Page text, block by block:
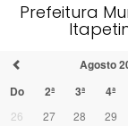
Prefeitura
Agosto
Do
2ª 3ª 4ª
26 27 28 29